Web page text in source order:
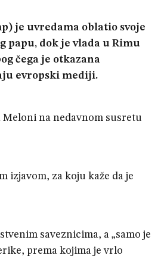
je uvredama oblatio svoje
papu, dok je vlada u Rimu
čega je otkazana
evropski mediji.
Meloni na nedavnom susretu
izjavom, za koju kaže da je
saveznicima, a „samo je
prema kojima je vrlo